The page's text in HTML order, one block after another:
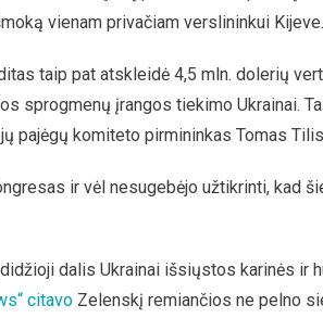
vienam privačiam verslininkui Kijeve.
taip pat atskleidė 4,5 mln. dolerių
sprogmenų įrangos tiekimo Ukrainai.
pajėgų komiteto pirmininkas Tomas
ir vėl nesugebėjo užtikrinti, kad
dalis Ukrainai išsiųstos karinės ir
citavo Zelenskį remiančios ne pelno